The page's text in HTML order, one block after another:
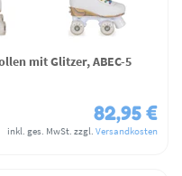
mit Glitzer, ABEC-5
82,95 €
inkl. ges. MwSt. zzgl. Versandkosten